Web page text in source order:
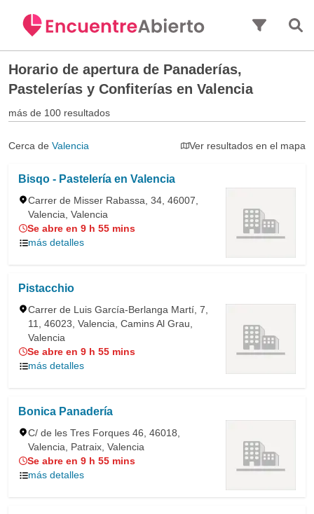
Horario de apertura de Panaderías,
Pastelerías y Confiterías en Valencia
más de 100 resultados
Cerca de Valencia Ver resultados en el mapa
Bisqo - Pastelería en Valencia
Carrer de Misser Rabassa, 34, 46007,
Valencia, Valencia
Se abre en 9 h 55 mins
más detalles
Pistacchio
Carrer de Luis García-Berlanga Martí, 7,
11, 46023, Valencia, Camins Al Grau,
Valencia
Se abre en 9 h 55 mins
más detalles
Bonica Panadería
C/ de les Tres Forques 46, 46018,
Valencia, Patraix, Valencia
Se abre en 9 h 55 mins
más detalles